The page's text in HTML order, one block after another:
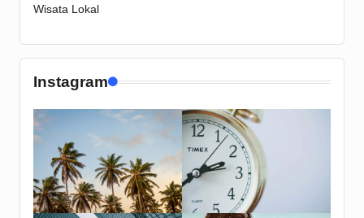
Wisata Lokal
Instagram